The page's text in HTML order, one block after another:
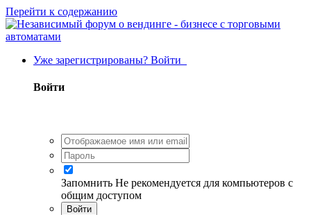
Перейти к содержанию
Уже зарегистрированы? Войти
Войти
Запомнить Не рекомендуется для компьютеров с
общим доступом
Войти